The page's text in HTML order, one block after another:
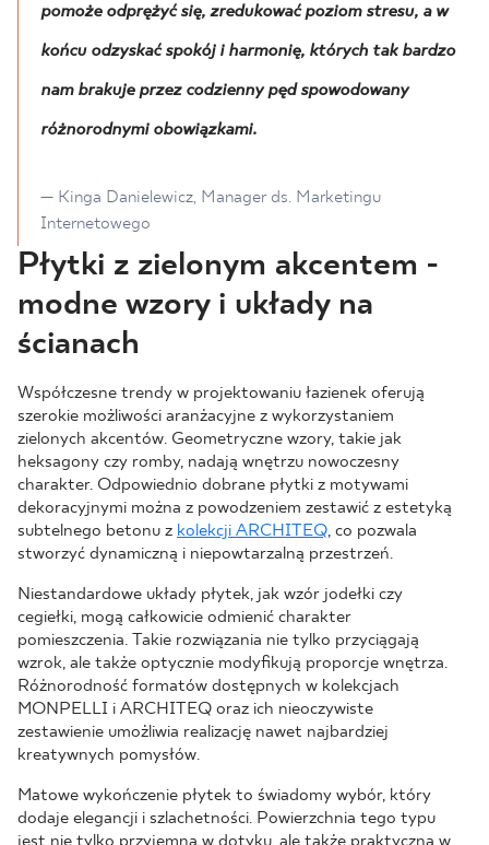
pomoże odprężyć się, zredukować poziom stresu, a w
końcu odzyskać spokój i harmonię, których tak bardzo
nam brakuje przez codzienny pęd spowodowany
różnorodnymi obowiązkami.
— Kinga Danielewicz, Manager ds. Marketingu
Internetowego
Płytki z zielonym akcentem -
modne wzory i układy na
ścianach
Współczesne trendy w projektowaniu łazienek oferują
szerokie możliwości aranżacyjne z wykorzystaniem
zielonych akcentów. Geometryczne wzory, takie jak
heksagony czy romby, nadają wnętrzu nowoczesny
charakter. Odpowiednio dobrane płytki z motywami
dekoracyjnymi można z powodzeniem zestawić z estetyką
subtelnego betonu z kolekcji ARCHITEQ, co pozwala
stworzyć dynamiczną i niepowtarzalną przestrzeń.
Niestandardowe układy płytek, jak wzór jodełki czy
cegiełki, mogą całkowicie odmienić charakter
pomieszczenia. Takie rozwiązania nie tylko przyciągają
wzrok, ale także optycznie modyfikują proporcje wnętrza.
Różnorodność formatów dostępnych w kolekcjach
MONPELLI i ARCHITEQ oraz ich nieoczywiste
zestawienie umożliwia realizację nawet najbardziej
kreatywnych pomysłów.
Matowe wykończenie płytek to świadomy wybór, który
dodaje elegancji i szlachetności. Powierzchnia tego typu